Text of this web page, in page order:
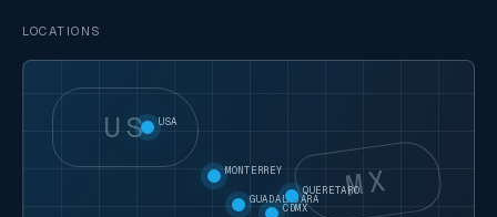
LOCATIONS
US
MX
USA
MONTERREY
GUADALAJARA
CDMX
QUERETARO